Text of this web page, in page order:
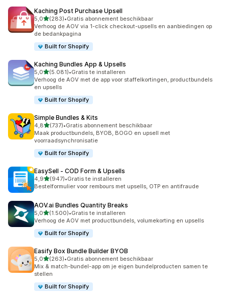
Kaching Post Purchase Upsell
5,0van 5 sterren
(283)
283 recensies in totaal
•Gratis abonnement beschikbaar
Verhoog de AOV via 1-click checkout-upsells en aanbiedingen op
de bedankpagina
Built for Shopify
Kaching Bundles App & Upsells
5,0van 5 sterren
(5.081)
5081 recensies in totaal
•Gratis te installeren
Verhoog de AOV met de app voor staffelkortingen, productbundels
en upsells
Built for Shopify
Simple Bundles & Kits
4,8van 5 sterren
(737)
737 recensies in totaal
•Gratis abonnement beschikbaar
Maak productbundels, BYOB, BOGO en upsell met
voorraadsynchronisatie
Built for Shopify
EasySell ‑ COD Form & Upsells
4,9van 5 sterren
(947)
947 recensies in totaal
•Gratis te installeren
Bestelformulier voor rembours met upsells, OTP en antifraude
AOV.ai Bundles Quantity Breaks
5,0van 5 sterren
(1.500)
1500 recensies in totaal
•Gratis te installeren
Verhoog de AOV met productbundels, volumekorting en upsells
Built for Shopify
Easify Box Bundle Builder BYOB
5,0van 5 sterren
(263)
263 recensies in totaal
•Gratis abonnement beschikbaar
Mix & match-bundel-app om je eigen bundelproducten samen te
stellen
Built for Shopify